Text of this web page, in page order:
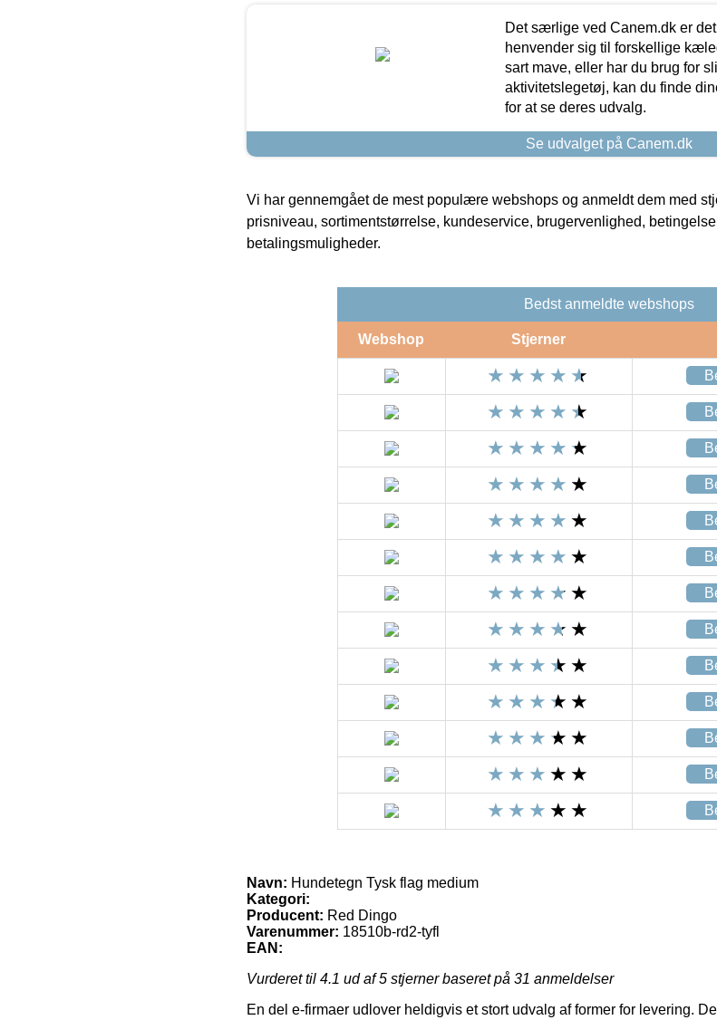
Det særlige ved Canem.dk er
henvender sig til forskellige
sart mave, eller har du brug for
aktivitetslegetøj, kan du finde
for at se deres udvalg.
Se udvalget på Canem.dk
Vi har gennemgået de mest populære webshops og anmeldt dem med
prisniveau, sortimentstørrelse, kundeservice, brugervenlighed,
betalingsmuligheder.
Bedst anmeldte webshops
Webshop Stjerner
Navn: Hundetegn Tysk flag medium
Kategori:
Producent: Red Dingo
Varenummer: 18510b-rd2-tyfl
EAN:
Vurderet til 4.1 ud af 5 stjerner baseret på 31 anmeldelser
En del e-firmaer udlover heldigvis et stort udvalg af former for levering.